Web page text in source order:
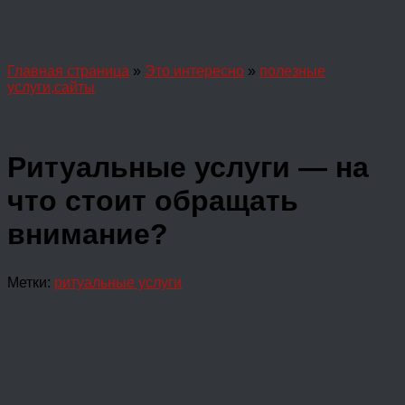
Главная страница » Это интересно » полезные
услуги,сайты
Ритуальные услуги — на
что стоит обращать
внимание?
Метки: ритуальные услуги